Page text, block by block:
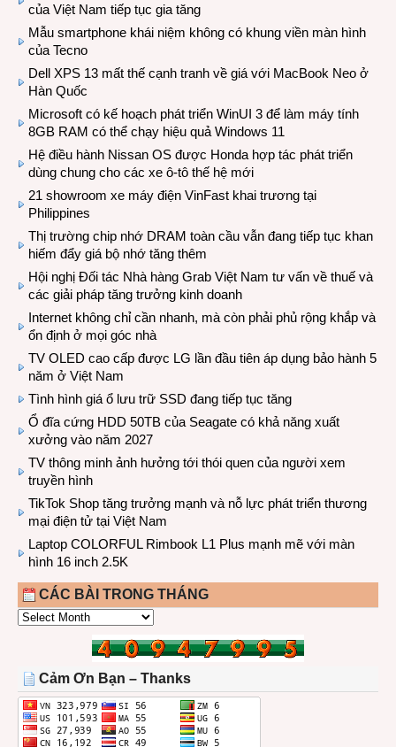
của Việt Nam tiếp tục gia tăng
Mẫu smartphone khái niệm không có khung viền màn hình
của Tecno
Dell XPS 13 mất thế cạnh tranh về giá với MacBook Neo ở
Hàn Quốc
Microsoft có kế hoạch phát triển WinUI 3 để làm máy tính
8GB RAM có thể chạy hiệu quả Windows 11
Hệ điều hành Nissan OS được Honda hợp tác phát triển
dùng chung cho các xe ô-tô thế hệ mới
21 showroom xe máy điện VinFast khai trương tại
Philippines
Thị trường chip nhớ DRAM toàn cầu vẫn đang tiếp tục khan
hiếm đẩy giá bộ nhớ tăng thêm
Hội nghị Đối tác Nhà hàng Grab Việt Nam tư vấn về thuế và
các giải pháp tăng trưởng kinh doanh
Internet không chỉ cần nhanh, mà còn phải phủ rộng khắp và
ổn định ở mọi góc nhà
TV OLED cao cấp được LG lần đầu tiên áp dụng bảo hành 5
năm ở Việt Nam
Tình hình giá ổ lưu trữ SSD đang tiếp tục tăng
Ổ đĩa cứng HDD 50TB của Seagate có khả năng xuất
xưởng vào năm 2027
TV thông minh ảnh hưởng tới thói quen của người xem
truyền hình
TikTok Shop tăng trưởng mạnh và nỗ lực phát triển thương
mại điện tử tại Việt Nam
Laptop COLORFUL Rimbook L1 Plus mạnh mẽ với màn
hình 16 inch 2.5K
CÁC BÀI TRONG THÁNG
CÁC
THÁNG
Cảm Ơn Bạn – Thanks